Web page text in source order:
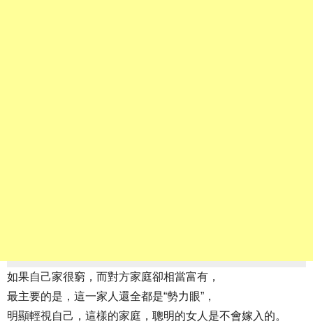
如果自己家很窮，而對方家庭卻相當富有，
最主要的是，這一家人還全都是“勢力眼”，
明顯輕視自己，這樣的家庭，聰明的女人是不會嫁入的。